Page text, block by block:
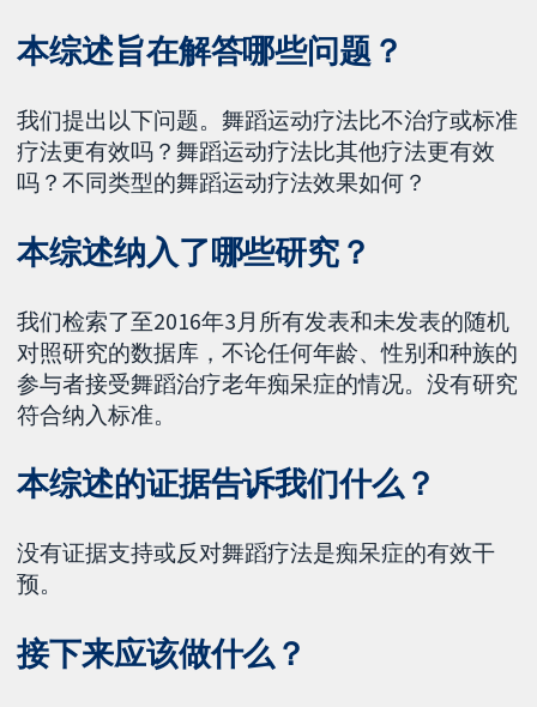
本综述旨在解答哪些问题？
我们提出以下问题。舞蹈运动疗法比不治疗或标准
疗法更有效吗？舞蹈运动疗法比其他疗法更有效
吗？不同类型的舞蹈运动疗法效果如何？
本综述纳入了哪些研究？
我们检索了至2016年3月所有发表和未发表的随机
对照研究的数据库，不论任何年龄、性别和种族的
参与者接受舞蹈治疗老年痴呆症的情况。没有研究
符合纳入标准。
本综述的证据告诉我们什么？
没有证据支持或反对舞蹈疗法是痴呆症的有效干
预。
接下来应该做什么？